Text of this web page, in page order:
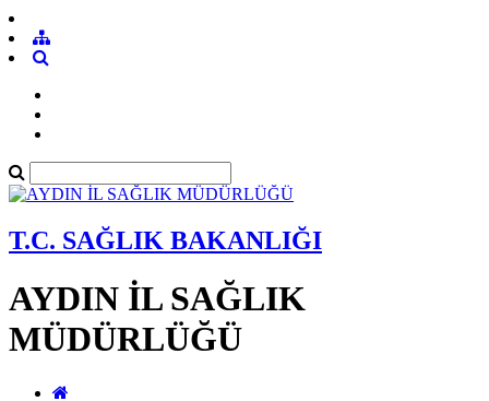
T.C. SAĞLIK BAKANLIĞI
AYDIN İL SAĞLIK
MÜDÜRLÜĞÜ